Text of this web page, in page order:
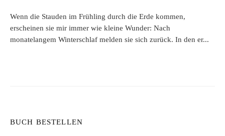
Wenn die Stauden im Frühling durch die Erde kommen,
erscheinen sie mir immer wie kleine Wunder: Nach
monatelangem Winterschlaf melden sie sich zurück. In den er...
BUCH BESTELLEN